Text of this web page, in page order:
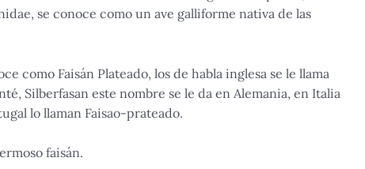
se conoce como un ave galliforme nativa de las
como Faisán Plateado, los de habla inglesa se le llama
Silberfasan este nombre se le da en Alemania, en Italia
lo llaman Faisao-prateado.
faisán.